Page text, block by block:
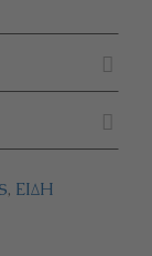
, ΕΊΔΗ